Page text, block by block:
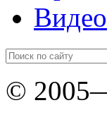
Видео
©